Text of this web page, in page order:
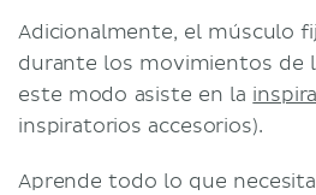
Adicionalmente, el músculo
durante los movimientos de
este modo asiste en la
inspiratorios accesorios).
Aprende todo lo que